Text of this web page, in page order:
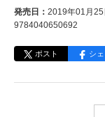
発売日： 2019年01月25
9784040650692
ポスト シ